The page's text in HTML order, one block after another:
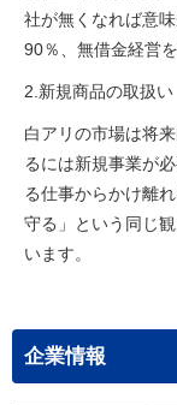
社が無くなれば意
90％、無借金経営
2.新規商品の取扱い
白アリの市場は将
るには新規事業が
る仕事からかけ離
守る」という同じ
います。
企業情報